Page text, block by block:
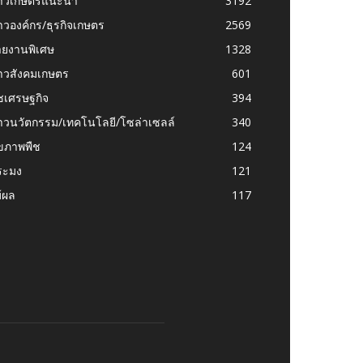
องค์กร/ธุรกิจเกษตร
2569
งานพิเศษ
1328
สังคมเกษตร
601
ศรษฐกิจ
394
นวัตกรรม/เทคโนโลยี/โซล่าเซลล์
340
ภาพพืช
124
มง
121
ล
117